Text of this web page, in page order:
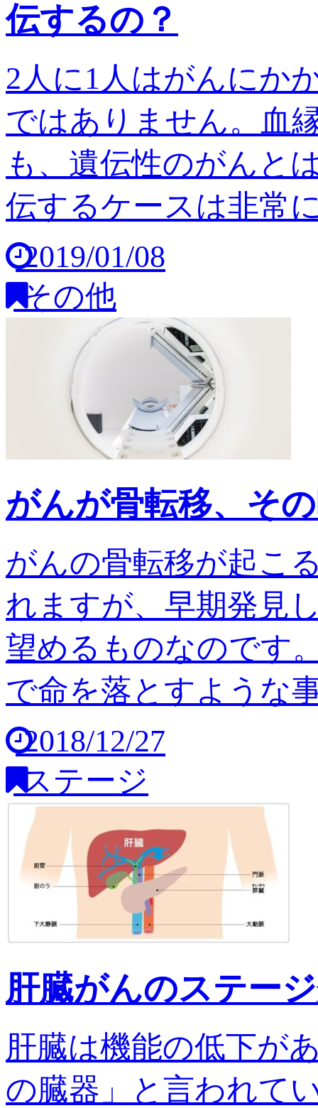
伝するの？
2人に1人はがんにか
ではありません。血
も、遺伝性のがんと
伝するケースは非常
2019/01/08
その他
がんが骨転移、そ
がんの骨転移が起こ
れますが、早期発見
望めるものなのです
で命を落とすような
2018/12/27
ステージ
肝臓がんのステー
肝臓は機能の低下が
の臓器」と言われて